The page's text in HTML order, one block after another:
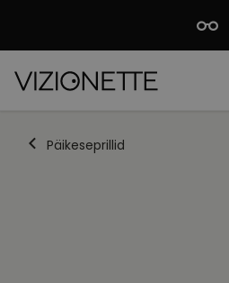
Päikeseprillid